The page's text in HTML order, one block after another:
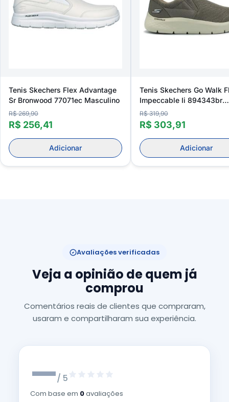
Tenis Skechers Flex Advantage
Sr Bronwood 77071ec Masculino
R$ 269,90
R$ 256,41
Adicionar
Tenis Skechers Go Walk
Impeccable Ii 894343br
Masculino
R$ 319,90
R$ 303,91
Adicionar
Avaliações verificadas
Veja a opinião de quem já
comprou
Comentários reais de clientes que compraram,
usaram e compartilharam sua experiência.
—/ 5
Com base em 0avaliações